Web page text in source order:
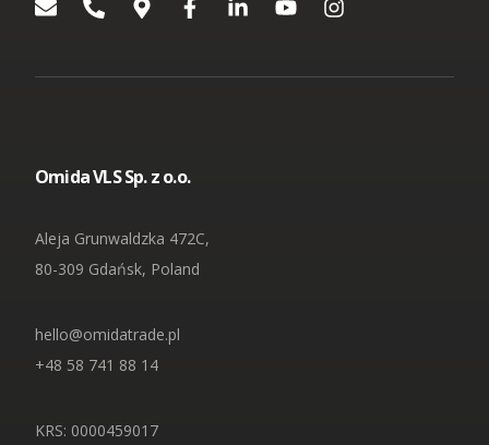
Omida VLS Sp. z o.o.
Aleja Grunwaldzka 472C,
80-309 Gdańsk, Poland
hello@omidatrade.pl
+48 58 741 88 14
KRS: 0000459017